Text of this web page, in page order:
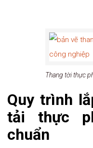
Thang tời thực
Quy trình
tải thực
chuẩn